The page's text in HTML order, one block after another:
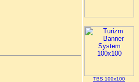
TBS 100x100